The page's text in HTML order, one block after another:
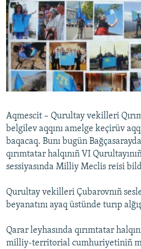
BLOGLAR
FİKİR
Русский
Українською
RFE/RS bütün saytları
Aqmescit – Qurultay vekilleri
belgilev aqqını amelge keçirüv
baqacaq. Bunı bugün
qırımtatar halqınıñ VI
sessiyasında Milliy Meclis reisi
Qurultay vekilleri Çubarovnıñ
beyanatını ayaq üstünde turıp
Qarar leyhasında qırımtatar
milliy-territorial cumhuriyetiniñ